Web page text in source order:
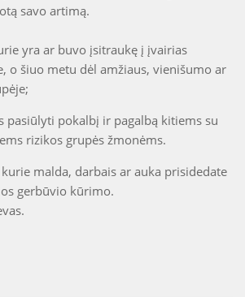
savo artimą.
yra ar buvo įsitraukę į įvairias
o šiuo metu dėl amžiaus, vienišumo ar
pasiūlyti pokalbį ir pagalbą kitiems su
rizikos grupės žmonėms.
malda, darbais ar auka prisidedate
gerbūvio kūrimo.